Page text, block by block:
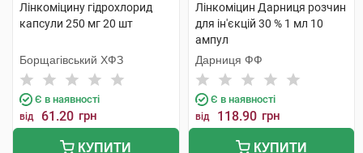
Лінкоміцину гідрохлорид
капсули 250 мг 20 шт
Борщагівський ХФЗ
Є в наявності
від 61.20 грн
КУПИТИ
Лінкоміцин Дарниця розчин
для ін'єкцій 30 % 1 мл 10
ампул
Дарниця ФФ
Є в наявності
від 118.90 грн
КУПИТИ